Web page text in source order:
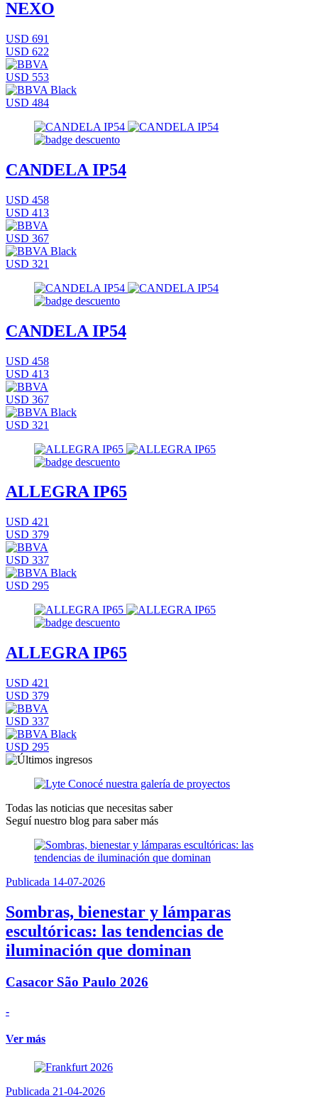
NEXO
USD 691
USD 622
USD 553
USD 484
CANDELA IP54
USD 458
USD 413
USD 367
USD 321
CANDELA IP54
USD 458
USD 413
USD 367
USD 321
ALLEGRA IP65
USD 421
USD 379
USD 337
USD 295
ALLEGRA IP65
USD 421
USD 379
USD 337
USD 295
Todas las noticias que necesitas saber
Seguí nuestro blog para saber más
Publicada 14-07-2026
Sombras, bienestar y lámparas
escultóricas: las tendencias de
iluminación que dominan
Casacor São Paulo 2026
-
Ver más
Publicada 21-04-2026